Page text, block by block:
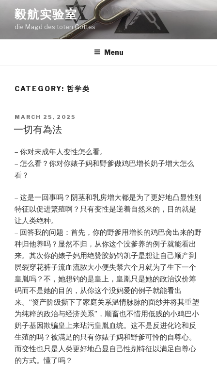
content
毅航实验室
die Magd des toten Gottes
Menu
CATEGORY: 哲学类
POSTED
ON
MARCH 25, 2025
一切有為法
– 你对未成年人变性怎么看。
– 怎么看？你对你婊子妈和野爹做鸡巴增长奶子增大怎么
看？
– 这是一回事吗？阴茎和乳房增大都是为了更好地凸显性别
特征以促进繁殖啊？只有变性是逆着自然来的，目的就是
让人类绝种。
– 回答我的问题：首先，你的野爹用增长的鸡巴肏出来的野
种归他养吗？显然不归，从你这个没爹养的例子就能看出
来。其次你的婊子妈用绝赞胶奶钓凯子是想让自己顺产到
屄裂穿花裤子流血流脓大小便失禁六个月就为了生下一个
皇胤吗？不，她想钓的是皇上，皇胤只是她的政治议价筹
码而不是她的目的，从你这个没妈爱的例子就能看出
来。“资产阶级撕下了家庭关系温情脉脉的面纱并将其重塑
为纯粹的政治与经济关系”，顺畜也不惜用低贱的小鸡巴小
奶子基因欺骗皇上来玷污皇胤血统。这不是反进化论和反
生殖的吗？被满足的只有你婊子妈和野爹可怜的自尊心。
而变性也只是人类更好地凸显自己性别特征以满足自尊心
的方式。懂了吗？